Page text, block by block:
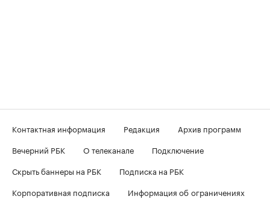
Контактная информация Редакция
Архив программ
Вечерний РБК
О телеканале
Подключение
Скрыть баннеры на РБК
Подписка на РБК
Корпоративная подписка
Информация об ограничениях